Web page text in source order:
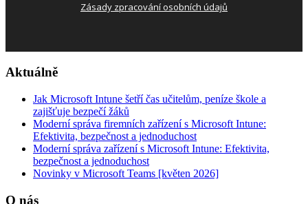
Zásady zpracování osobních údajů
Aktuálně
Jak Microsoft Intune šetří čas učitelům, peníze škole a
zajišťuje bezpečí žáků
Moderní správa firemních zařízení s Microsoft Intune:
Efektivita, bezpečnost a jednoduchost
Moderní správa zařízení s Microsoft Intune: Efektivita,
bezpečnost a jednoduchost
Novinky v Microsoft Teams [květen 2026]
O nás